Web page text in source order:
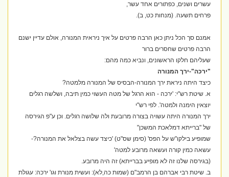
עשרים ושנים, כפתורים אחד עשר,
פרחים תשעה. (מנחות כט, ב).
אמנם סך הכל ניתן כאן הרבה פרטים על איך ניראית המנורה, אולם עדיין ישנם
הרבה פרטים שחסרים ברור
שעליהם חלקו הראשונים, ונביא כמה מהם:
"ירכה"-ירך המנורה
כיצד היתה ניראת ירך המנורה-הבסיס של המנורה מלמטה?
א. שיטת רש"י: 'ירכה - הוא הרגל של מטה העשוי כמין תיבה, ושלשה רגלים
יוצאין הימנה ולמטה'. לפי רש"י
ירך המנורה היתה עשויה בצורה מרובעת ולה שלושה רגלים. וכן ע"פ הגירסה
של "ברייתא דמלאכת המשכן"
שמופיע בילקו"ש על הפס' (סימן שס"ט) 'כיצד עשה בצלאל את המנורה?-
עשאה כמין קורה ועשאה מרובע למטה'
(בגירסה שלנו זה לא מופיע בברייתא) זה היה מרובע.
ב. שיטת רבי אברהם בן הרמב"ם (שמות כה,לא): ועשית מנורת וגו' ירכה: עגולת